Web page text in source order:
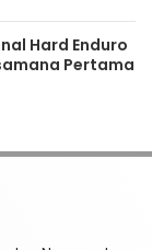
Hard Enduro
Pertama